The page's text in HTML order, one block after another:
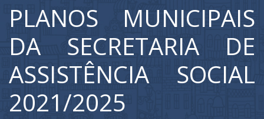
PLANOS MUNICIPAIS
DA SECRETARIA DE
ASSISTÊNCIA SOCIAL
2021/2025